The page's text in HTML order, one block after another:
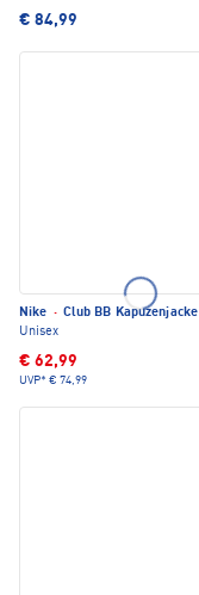
€ 84,99
Nike · Club BB Kapuzenjacke
Unisex
€ 62,99
UVP* € 74,99